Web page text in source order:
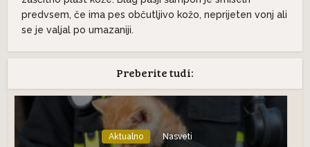
predvsem, če ima pes občutljivo kožo, neprijeten vonj ali
se je valjal po umazaniji.
Preberite tudi:
Aktualno Nasveti